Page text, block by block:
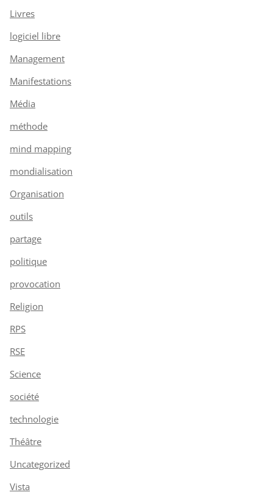
Livres
logiciel libre
Management
Manifestations
Média
méthode
mind mapping
mondialisation
Organisation
outils
partage
politique
provocation
Religion
RPS
RSE
Science
société
technologie
Théâtre
Uncategorized
Vista